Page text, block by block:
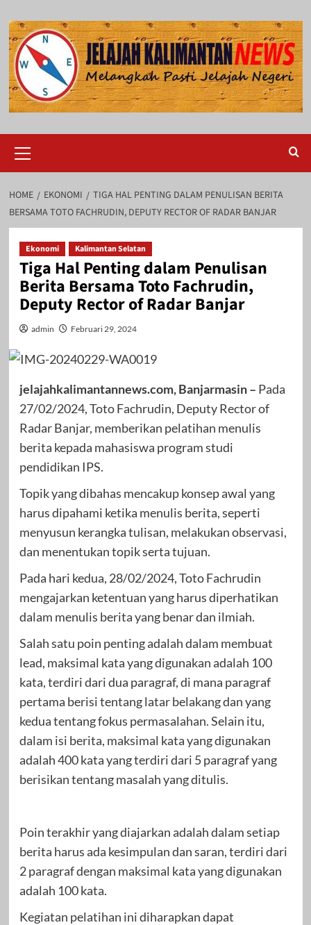
to
content
Menu
HOME EKONOMI
TIGA HAL PENTING DALAM PENULISAN BERITA
BERSAMA TOTO FACHRUDIN, DEPUTY RECTOR OF RADAR BANJAR
Ekonomi Kalimantan Selatan
Tiga Hal Penting dalam Penulisan
Berita Bersama Toto Fachrudin,
Deputy Rector of Radar Banjar
admin Februari 29, 2024
jelajahkalimantannews.com, Banjarmasin – Pada
27/02/2024, Toto Fachrudin, Deputy Rector of
Radar Banjar, memberikan pelatihan menulis
berita kepada mahasiswa program studi
pendidikan IPS.
Topik yang dibahas mencakup konsep awal yang
harus dipahami ketika menulis berita, seperti
menyusun kerangka tulisan, melakukan observasi,
dan menentukan topik serta tujuan.
Pada hari kedua, 28/02/2024, Toto Fachrudin
mengajarkan ketentuan yang harus diperhatikan
dalam menulis berita yang benar dan ilmiah.
Salah satu poin penting adalah dalam membuat
lead, maksimal kata yang digunakan adalah 100
kata, terdiri dari dua paragraf, di mana paragraf
pertama berisi tentang latar belakang dan yang
kedua tentang fokus permasalahan. Selain itu,
dalam isi berita, maksimal kata yang digunakan
adalah 400 kata yang terdiri dari 5 paragraf yang
berisikan tentang masalah yang ditulis.
Poin terakhir yang diajarkan adalah dalam setiap
berita harus ada kesimpulan dan saran, terdiri dari
2 paragraf dengan maksimal kata yang digunakan
adalah 100 kata.
Kegiatan pelatihan ini diharapkan dapat